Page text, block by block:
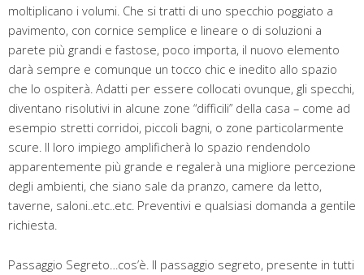
moltiplicano i volumi. Che si tratti di uno specchio poggiato a
pavimento, con cornice semplice e lineare o di soluzioni a
parete più grandi e fastose, poco importa, il nuovo elemento
darà sempre e comunque un tocco chic e inedito allo spazio
che lo ospiterà. Adatti per essere collocati ovunque, gli specchi,
diventano risolutivi in alcune zone “difficili” della casa – come ad
esempio stretti corridoi, piccoli bagni, o zone particolarmente
scure. Il loro impiego amplificherà lo spazio rendendolo
apparentemente più grande e regalerà una migliore percezione
degli ambienti, che siano sale da pranzo, camere da letto,
taverne, saloni..etc..etc. Preventivi e qualsiasi domanda a gentile
richiesta.
Passaggio Segreto…cos’è. Il passaggio segreto, presente in tutti